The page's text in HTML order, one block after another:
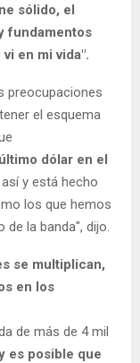
sólido, el
fundamentos
en mi vida".
preocupaciones
el esquema
dólar en el
y está hecho
los que hemos
la banda", dijo.
se multiplican,
en los
de más de 4 mil
es posible que